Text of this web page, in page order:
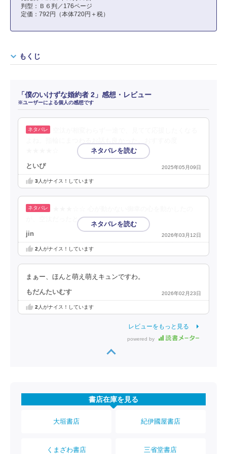
判型：Ｂ６判／176ページ
定価：792円（本体720円＋税）
もくじ
「僕のいけずな婚約者 2」感想・レビュー
※ユーザーによる個人の感想です
といぴ 2025年05月09日
3人がナイス！しています
が、空汰だったと。
jin 2026年03月12日
2 人がナイス！しています
まぁー、ほんと萌え萌えキュンですわ。
もだんたいむす 2026年02月23日
2 人がナイス！しています
レビューをもっと見る
powered by
書店在庫を見る
大垣書店 紀伊國屋書店
くまざわ書店 三省堂書店